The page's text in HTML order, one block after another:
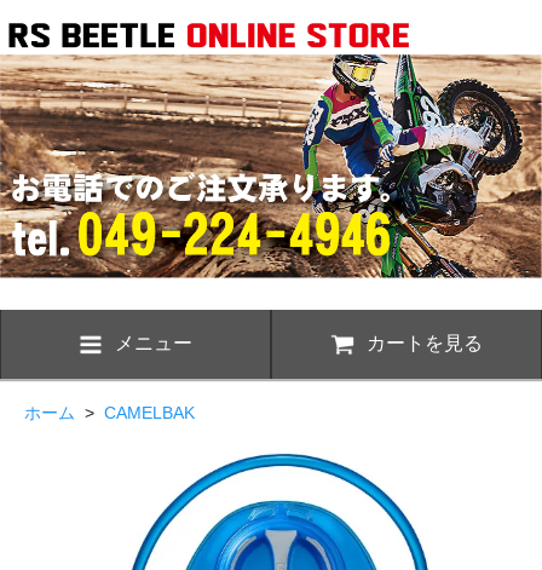
メニュー カートを見る
ホーム > CAMELBAK